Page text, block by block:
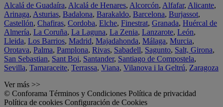
Alcalá de Guadaíra, Alcalá de Henares, Alcorcón, Alfafar, Alicante,
Arinaga, Asturias, Badalona, Barakaldo, Barcelona, Burjassot,
Castellón, Chafiras, Cordoba, Elche, Finestrat, Granada, Huércal de
Almería, La Coruña, La Laguna, La Zenia, Lanzarote, León,
Lleida, Los Barrios, Madrid, Majadahonda, Málaga, Murcia,
Orotava, Palma, Pamplona, Rivas, Sabadell, Sagunto, Salt, Girona,
San Sebastian, Sant Boi, Santander, Santiago de Compostela,
Sevilla, Tamaraceite, Terrassa, Viana, Vilanova i la Geltrú, Zaragoza
Ver más >>
© Conforama Términos y Condiciones Política de privacidad
Política de cookies Configuración de Cookies